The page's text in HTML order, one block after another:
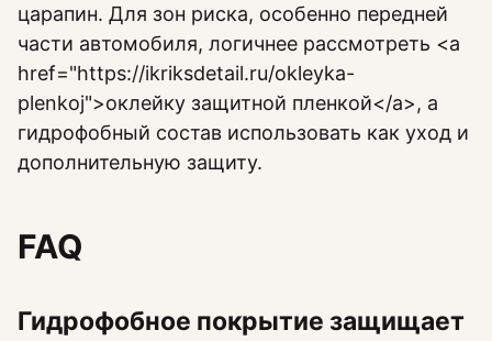
царапин. Для зон риска, особенно передней
части автомобиля, логичнее рассмотреть <a
href="https://ikriksdetail.ru/okleyka-
plenkoj">оклейку защитной пленкой</a>, а
гидрофобный состав использовать как уход и
дополнительную защиту.
FAQ
Гидрофобное покрытие защищает